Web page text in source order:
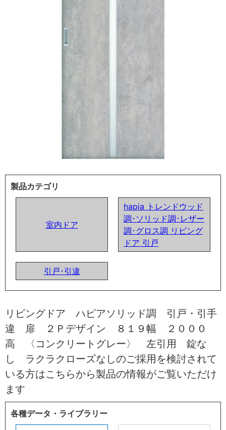
製品カテゴリ
室内ドア
hapia トレンドウッド
調･ソリッド調･レザー
調･グロス調 リビング
ドア 引戸
引戸･引違
リビングドア ハピアソリッド調 引戸・引手
違 扉 ２Ｐデザイン ８１９幅 ２０００
高 〈コンクリートグレー〉 左引用 錠な
し ラクラクローズなしのご採用を検討されて
いる方はこちらから製品の情報がご覧いただけ
ます
各種データ・ライブラリー